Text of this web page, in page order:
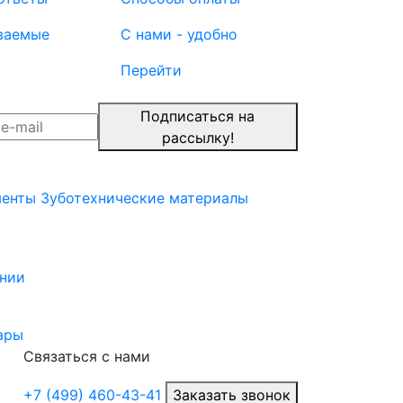
С нами - удобно
Перейти
Подписаться на
рассылку!
Зуботехнические материалы
Связаться с нами
+7 (499) 460-43-41 Заказать звонок